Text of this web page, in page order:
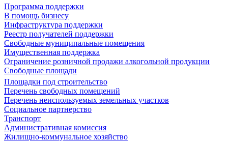
Программа поддержки
В помощь бизнесу
Инфраструктура поддержки
Реестр получателей поддержки
Свободные муниципальные помещения
Имущественная поддержка
Ограничение розничной продажи алкогольной продукции
Свободные площади
Площадки под строительство
Перечень свободных помещений
Перечень неиспользуемых земельных участков
Социальное партнерство
Транспорт
Административная комиссия
Жилищно-коммунальное хозяйство